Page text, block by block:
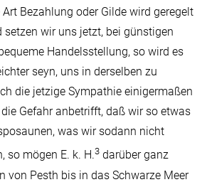
Bezahlung oder Gilde wird geregelt
setzen wir uns jetzt, bei günstigen
Handelsstellung, so wird es
seyn, uns in derselben zu
die jetzige Sympathie einigermaßen
Gefahr anbetrifft, daß wir so etwas
was wir sodann nicht
so mögen E. k. H.3 darüber ganz
von Pesth bis in das Schwarze Meer